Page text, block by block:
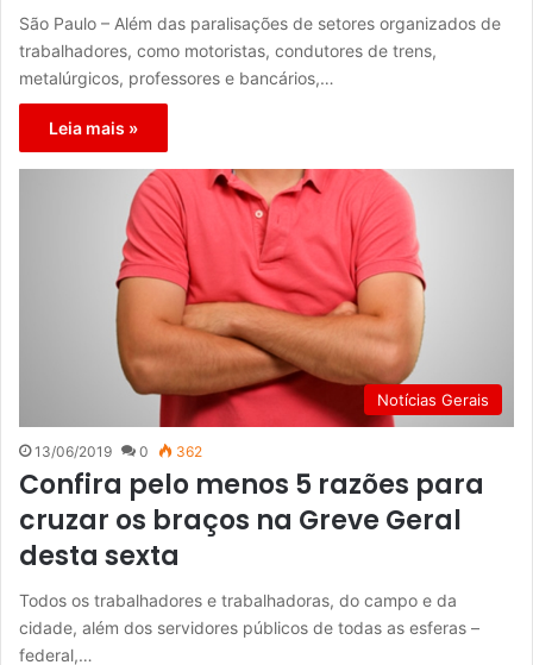
São Paulo – Além das paralisações de setores organizados de
trabalhadores, como motoristas, condutores de trens,
metalúrgicos, professores e bancários,…
Leia mais »
Notícias Gerais
13/06/2019 0 362
Confira pelo menos 5 razões para
cruzar os braços na Greve Geral
desta sexta
Todos os trabalhadores e trabalhadoras, do campo e da
cidade, além dos servidores públicos de todas as esferas –
federal,…